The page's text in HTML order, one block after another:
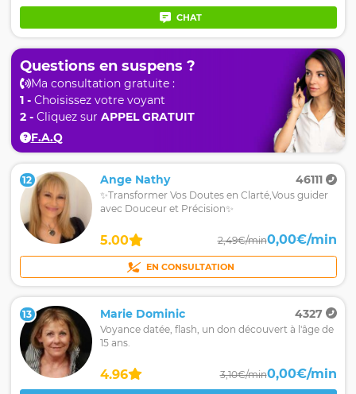
Questions en suspens ?
Ma consultation gratuite :
1 -Choisissez votre voyant
2 -Cliquez sur APPEL GRATUIT
F.A.Q
CHAT
12 Ange Nathy 46111
✨Transformer Vos Doutes en Clarté,Vous guider
avec Douceur et Précision✨
5.00 2,49€/min0,00€/min
EN CONSULTATION
13 Marie Dominic 4327
Voyance datée, flash, un don découvert à l'âge de
15 ans.
4.96 3,10€/min0,00€/min